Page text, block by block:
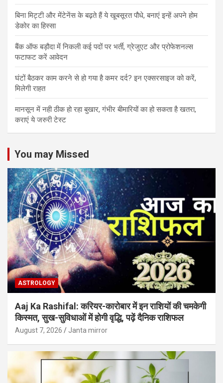
बिना मिट्टी और मेंटेनेंस के बढ़ते हैं ये खूबसूरत पौधे, बनाएं इन्‍हें अपने होम
डेकोर का हिस्‍सा
बैंक ऑफ बड़ौदा में निकली कई पदों पर भर्ती, ग्रेजुएट और प्रोफेशनल्स
फटाफट करें आवेदन
घंटों बैठकर काम करने से हो गया है कमर दर्द? इन एक्सरसाइज को करें,
मिलेगी राहत
मानसून में नही ठीक हो रहा बुखार, गंभीर बीमारियों का हो सकता है खतरा,
कराएं ये जरुरी टेस्ट
You may Missed
ASTROLOGY
Aaj Ka Rashifal: करियर-कारोबार में इन राशियों की चमकेगी
किस्मत, सुख-सुविधाओं में होगी वृद्धि, पढ़ें दैनिक राशिफल
August 7, 2026 Janta mirror